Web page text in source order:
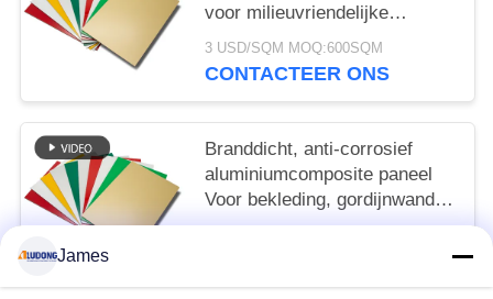
voor milieuvriendelijke
borden, winkelvoorziening,
interieurversiering
3 USD/SQM MOQ:600SQM
CONTACTEER ONS
Branddicht, anti-corrosief
aluminiumcomposite paneel
Voor bekleding, gordijnwand,
interieur decoratie
James